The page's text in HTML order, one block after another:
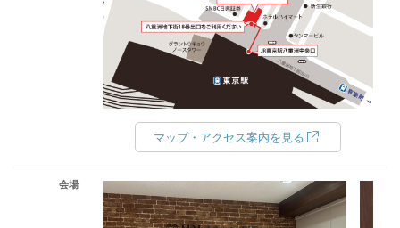
マップ・アクセス案内を見る
会場